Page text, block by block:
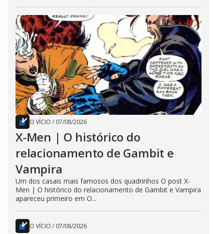
O VÍCIO / 07/08/2026
X-Men | O histórico do
relacionamento de Gambit e
Vampira
Um dos casais mais famosos dos quadrinhos O post X-
Men | O histórico do relacionamento de Gambit e Vampira
apareceu primeiro em O...
O VÍCIO / 07/08/2026